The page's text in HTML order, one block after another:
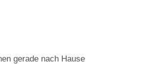
gerade nach Hause